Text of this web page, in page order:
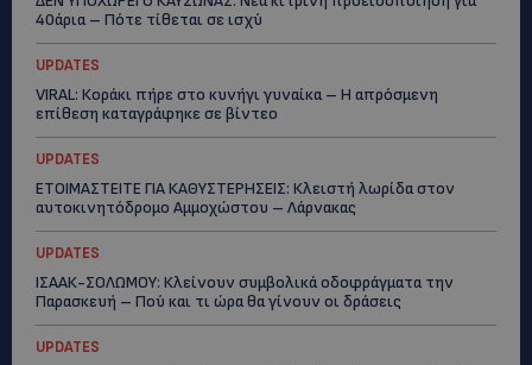
40άρια – Πότε τίθεται σε ισχύ
UPDATES
VIRAL: Κοράκι πήρε στο κυνήγι γυναίκα – Η απρόσμενη
επίθεση καταγράφηκε σε βίντεο
UPDATES
ΕΤΟΙΜΑΣΤΕΙΤΕ ΓΙΑ ΚΑΘΥΣΤΕΡΗΣΕΙΣ: Κλειστή λωρίδα στον
αυτοκινητόδρομο Αμμοχώστου – Λάρνακας
UPDATES
ΙΣΑΑΚ-ΣΟΛΩΜΟΥ: Κλείνουν συμβολικά οδοφράγματα την
Παρασκευή – Πού και τι ώρα θα γίνουν οι δράσεις
UPDATES